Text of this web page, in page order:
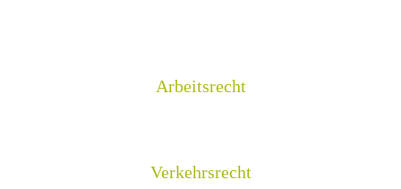
Arbeitsrecht
Verkehrsrecht